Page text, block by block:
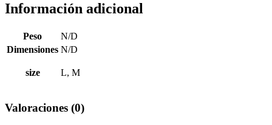
Información adicional
Peso
N/D
Dimensiones N/D
size L, M
Valoraciones (0)